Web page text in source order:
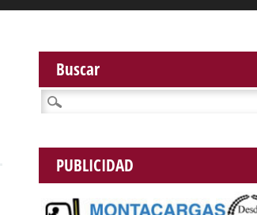
Buscar
Buscar:
PUBLICIDAD